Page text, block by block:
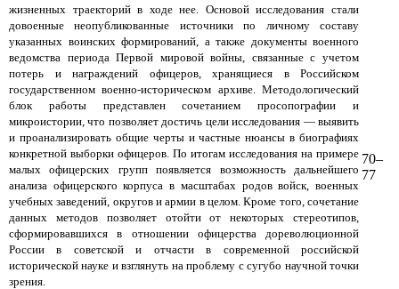
жизненных траекторий в ходе нее. Основой исследования стали
довоенные неопубликованные источники по личному составу
указанных воинских формирований, а также документы военного
ведомства периода Первой мировой войны, связанные с учетом
потерь и награждений офицеров, хранящиеся в Российском
государственном военно-историческом архиве. Методологический
блок работы представлен сочетанием просопографии и
микроистории, что позволяет достичь цели исследования — выявить
и проанализировать общие черты и частные нюансы в биографиях
конкретной выборки офицеров. По итогам исследования на примере
малых офицерских групп появляется возможность дальнейшего
анализа офицерского корпуса в масштабах родов войск, военных
учебных заведений, округов и армии в целом. Кроме того, сочетание
данных методов позволяет отойти от некоторых стереотипов,
сформировавшихся в отношении офицерства дореволюционной
России в советской и отчасти в современной российской
исторической науке и взглянуть на проблему с сугубо научной точки
зрения.
70–
77